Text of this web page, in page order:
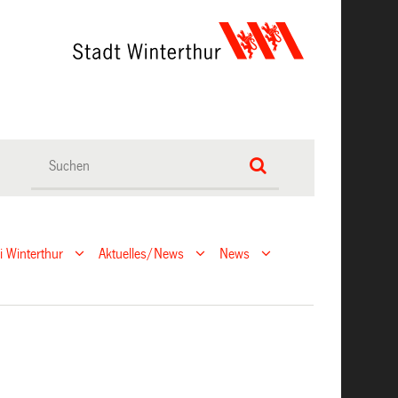
Winterthur Aktuelles/News
News